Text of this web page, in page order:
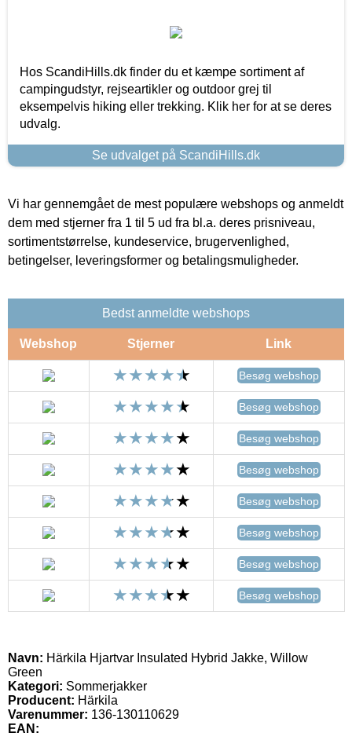
Hos ScandiHills.dk finder du et kæmpe sortiment af
campingudstyr, rejseartikler og outdoor grej til
eksempelvis hiking eller trekking. Klik her for at se deres
udvalg.
Se udvalget på ScandiHills.dk
Vi har gennemgået de mest populære webshops og anmeldt
dem med stjerner fra 1 til 5 ud fra bl.a. deres prisniveau,
sortimentstørrelse, kundeservice, brugervenlighed,
betingelser, leveringsformer og betalingsmuligheder.
Bedst anmeldte webshops
Webshop Stjerner Link
Besøg webshop
Besøg webshop
Besøg webshop
Besøg webshop
Besøg webshop
Besøg webshop
Besøg webshop
Besøg webshop
Navn: Härkila Hjartvar Insulated Hybrid Jakke, Willow
Green
Kategori: Sommerjakker
Producent: Härkila
Varenummer: 136-130110629
EAN: